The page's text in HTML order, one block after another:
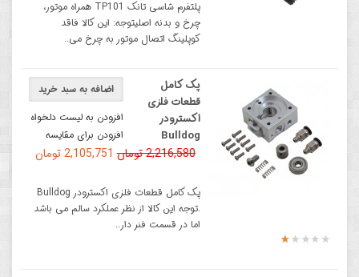
پلتفرم شاسی تانک TP101 همراه موتور،
چرخ و بدنه اصلیتوجه: این کالا فاقد
کوپلینگ اتصال موتور به چرخ می..
اضافه به سبد خرید
افزودن به لیست دلخواه
افزودن برای مقایسه
2,216,580 تومان 2,105,751 تومان
پک کامل
قطعات فلزی
اکسترودر
Bulldog
پک کامل قطعات فلزی اکسترودر Bulldog
.توجه این کالا از نظر عملکرد سالم می باشد
اما در قسمت فنر دار..